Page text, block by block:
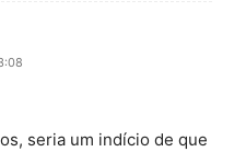
seria um indício de que